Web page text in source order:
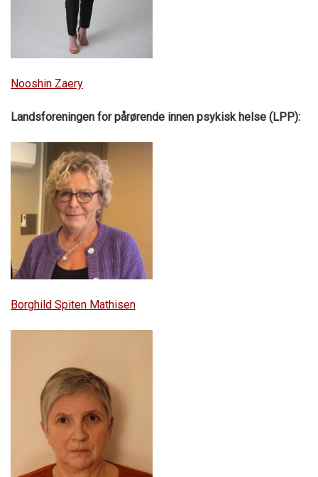
Nooshin Zaery
Landsforeningen for pårørende innen psykisk helse (LPP):
Borghild Spiten Mathisen